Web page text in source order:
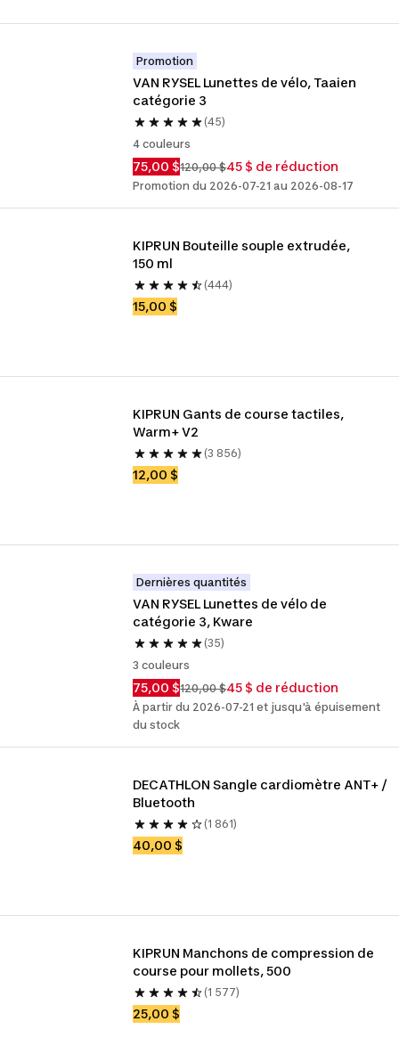
Promotion
VAN RYSEL Lunettes de vélo, Taaien
catégorie 3
(45)
4 couleurs
75,00 $120,00 $45 $ de réduction
Promotion du 2026-07-21 au 2026-08-17
KIPRUN Bouteille souple extrudée,
150 ml
(444)
15,00 $
KIPRUN Gants de course tactiles,
Warm+ V2
(3 856)
12,00 $
Dernières quantités
VAN RYSEL Lunettes de vélo de
catégorie 3, Kware
(35)
3 couleurs
75,00 $120,00 $45 $ de réduction
À partir du 2026-07-21 et jusqu'à épuisement
du stock
DECATHLON Sangle cardiomètre ANT+ /
Bluetooth
(1 861)
40,00 $
KIPRUN Manchons de compression de
course pour mollets, 500
(1 577)
25,00 $